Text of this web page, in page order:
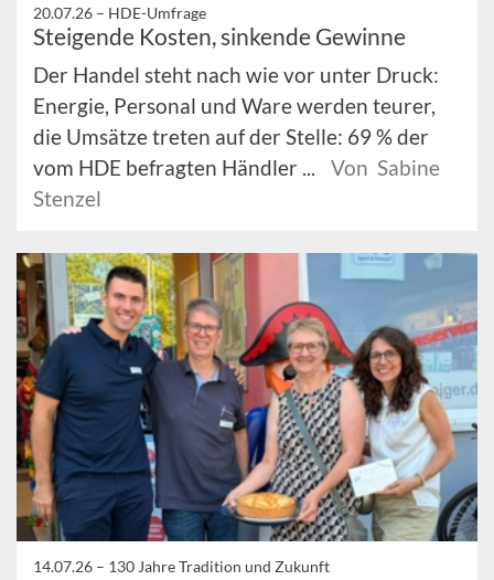
20.07.26 – HDE-Umfrage
Steigende Kosten, sinkende Gewinne
Der Handel steht nach wie vor unter Druck:
Energie, Personal und Ware werden teurer,
die Umsätze treten auf der Stelle: 69 % der
vom HDE befragten Händler ...
Von Sabine
Stenzel
14.07.26 – 130 Jahre Tradition und Zukunft